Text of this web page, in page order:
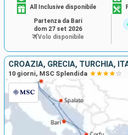
All Inclusive disponibile
Partenza da Bari
dom 27 set 2026
Volo disponibile
CROAZIA, GRECIA, TURCHIA,
10 giorni, MSC Splendida